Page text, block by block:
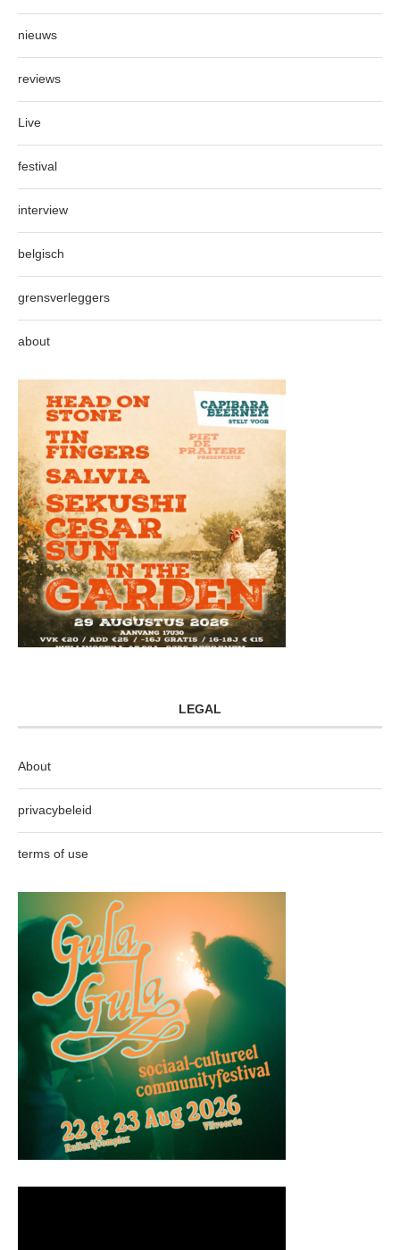
nieuws
reviews
Live
festival
interview
belgisch
grensverleggers
about
LEGAL
About
privacybeleid
terms of use